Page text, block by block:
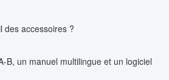
des accessoires ?
B, un manuel multilingue et un logiciel